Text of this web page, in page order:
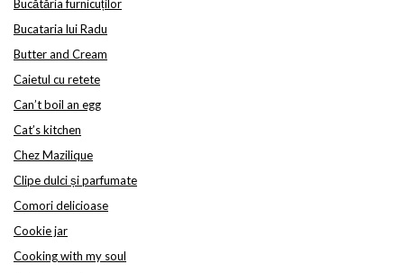
Bucătăria furnicuților
Bucataria lui Radu
Butter and Cream
Caietul cu retete
Can’t boil an egg
Cat’s kitchen
Chez Mazilique
Clipe dulci și parfumate
Comori delicioase
Cookie jar
Cooking with my soul